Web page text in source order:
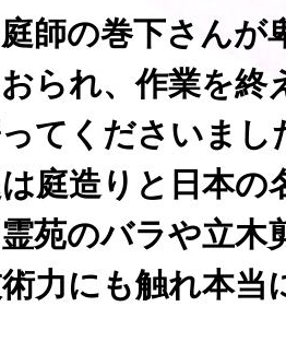
師の巻下さんが
られ、作業を終
てくださいまし
庭造りと日本の
苑のバラや立木
力にも触れ本当